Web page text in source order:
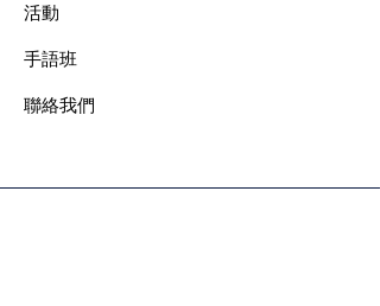
​活動
手語班
​聯絡我們